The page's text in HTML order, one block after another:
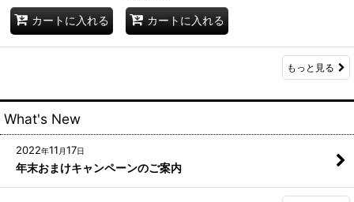
カートに入れる カートに入れる
もっと見る
What's New
2022年11 月17日
年末おまけキャンペーンのご案内